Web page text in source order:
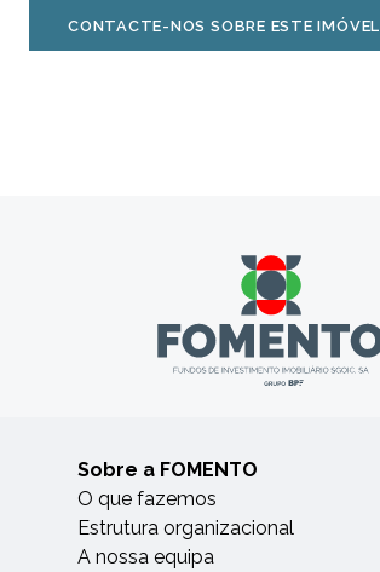
CONTACTE-NOS SOBRE ESTE IMÓVEL
Sobre a FOMENTO
O que fazemos
Estrutura organizacional
A nossa equipa